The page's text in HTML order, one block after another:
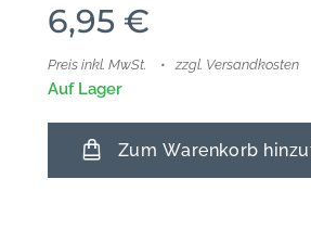
6,95 €
Preis inkl. MwSt. zzgl. Versandkosten
Auf Lager
Zum Warenkorb